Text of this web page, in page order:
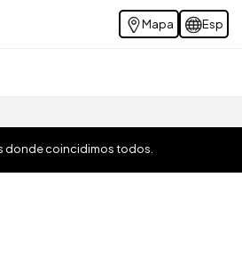
Mapa Esp
donde coincidimos todos.